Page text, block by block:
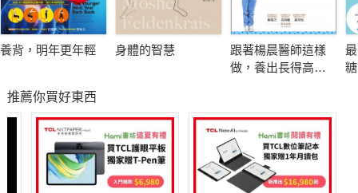
按揉穴位，打通經絡，排出毒素，通暢氣血，
重新找回女性的美麗與健康！
卯時05:00~07:00→走大腸經
辰時07:00~09:00→走胃經
巳時09:00~11:00→走脾經
午時11:00~13:00→走心經
養背，明年更年輕 身體的智慧
跟著楊晨醫師這樣
做，養出長得高、
糖
推薦你買好東西